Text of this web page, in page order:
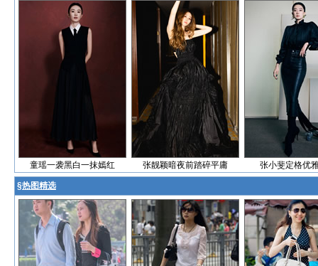
童瑶一袭黑白一抹嫣红 张靓颖暗夜前踏碎平庸 张小斐定格优
§热图精选